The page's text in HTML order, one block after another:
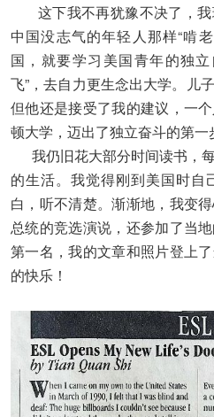
这下我不再犹豫不决了，我
中国没志气的年轻人那样“啃
国，就要学习美国青年的独
飞”，去自力更生念出大学。儿
但他还是接受了我的建议，一
顿大学，迈出了独立奋斗的第一
我仍旧花大部分时间读书，
的生活。我觉得刚到美国时自
白，听不清楚。渐渐地，我变
总统的竞选演说，还参加了当
第一名，我的文章和照片登上
的快乐！